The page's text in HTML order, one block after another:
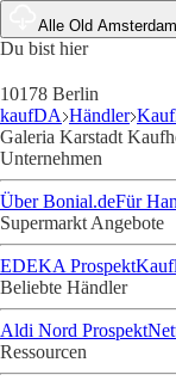
Alle Old
Du bist hier
10178 Berlin
kaufDA Händler
Galeria Karstadt
Unternehmen
Über Bonial.deFür
Supermarkt Angebote
EDEKA Prospekt
Beliebte Händler
Aldi Nord Prospekt
Ressourcen